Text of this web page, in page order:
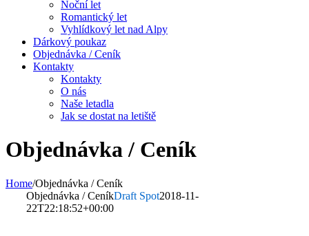
Noční let
Romantický let
Vyhlídkový let nad Alpy
Dárkový poukaz
Objednávka / Ceník
Kontakty
Kontakty
O nás
Naše letadla
Jak se dostat na letiště
Objednávka / Ceník
Home/Objednávka / Ceník
Objednávka / CeníkDraft Spot2018-11-
22T22:18:52+00:00